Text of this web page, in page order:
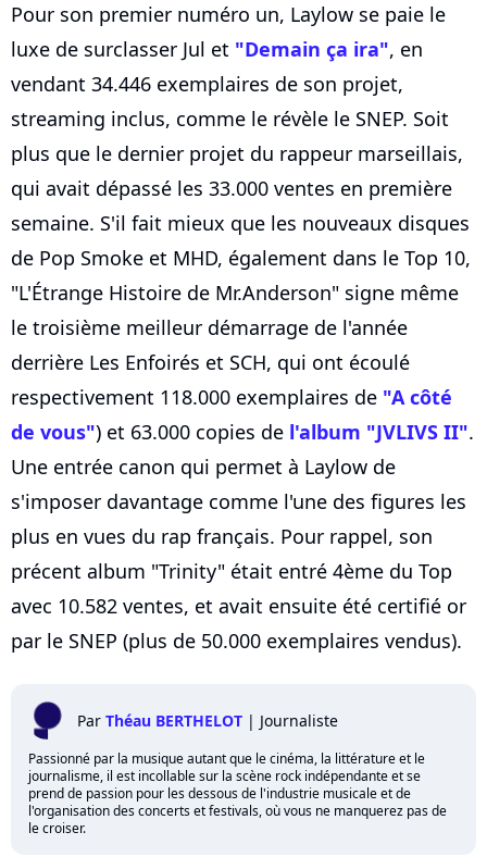
Pour son premier numéro un, Laylow se paie le
luxe de surclasser Jul et "Demain ça ira", en
vendant 34.446 exemplaires de son projet,
streaming inclus, comme le révèle le SNEP. Soit
plus que le dernier projet du rappeur marseillais,
qui avait dépassé les 33.000 ventes en première
semaine. S'il fait mieux que les nouveaux disques
de Pop Smoke et MHD, également dans le Top 10,
"L'Étrange Histoire de Mr.Anderson" signe même
le troisième meilleur démarrage de l'année
derrière Les Enfoirés et SCH, qui ont écoulé
respectivement 118.000 exemplaires de "A côté
de vous") et 63.000 copies de l'album "JVLIVS II".
Une entrée canon qui permet à Laylow de
s'imposer davantage comme l'une des figures les
plus en vues du rap français. Pour rappel, son
précent album "Trinity" était entré 4ème du Top
avec 10.582 ventes, et avait ensuite été certifié or
par le SNEP (plus de 50.000 exemplaires vendus).
Par Théau BERTHELOT | Journaliste
Passionné par la musique autant que le cinéma, la littérature et le
journalisme, il est incollable sur la scène rock indépendante et se
prend de passion pour les dessous de l'industrie musicale et de
l'organisation des concerts et festivals, où vous ne manquerez pas de
le croiser.